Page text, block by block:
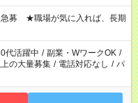
間超の就業はご案内できませ
勤務は社会保険への加入対象
い派遣の原則禁止）により、
難しい場合があります
募 ★職場が気に入れば、長期
代活躍中 / 副業・WワークOK /
の大量募集 / 電話対応なし / パ